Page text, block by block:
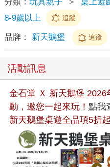
8-9歲以上
追蹤
品牌： 新天鵝堡 追蹤
活動訊息
金石堂 Ｘ 新天鵝堡
動，邀您一起來玩！ 點我
新天鵝堡桌遊全品項5折